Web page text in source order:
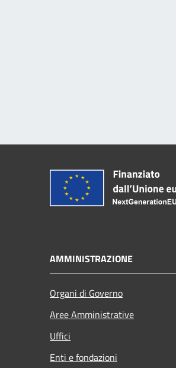
AMMINISTRAZIONE
Organi di Governo
Aree Amministrative
Uffici
Enti e fondazioni